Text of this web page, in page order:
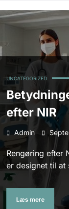
UNCATEGORIZED
efter NIR
Admin
Rengøring efter
er designet til
Læs mere